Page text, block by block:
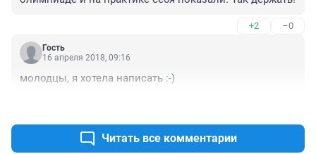
+2 –0
Гость
16 апреля 2018, 09:16
молодцы, я хотела написать :-)
Читать все комментарии